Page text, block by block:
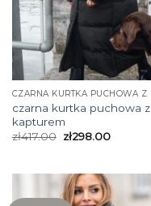
czarna kurtka puchowa z
kapturem
zł417.00 zł298.00